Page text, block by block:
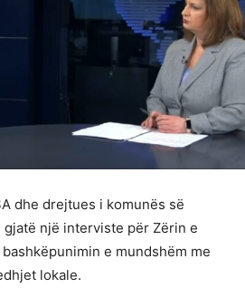
dhe drejtues i komunës së
gjatë një interviste për Zërin e
e mundshëm me
lokale.